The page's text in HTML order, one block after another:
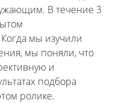
В течение 3
мы изучили
мы поняли, что
и
подбора
ролике.